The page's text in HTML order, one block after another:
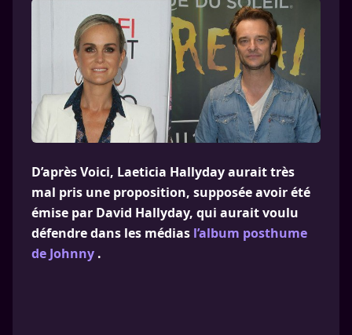
D’après Voici, Laeticia Hallyday aurait très
mal pris une proposition, supposée avoir été
émise par David Hallyday, qui aurait voulu
défendre dans les médias l’album posthume
de Johnny .